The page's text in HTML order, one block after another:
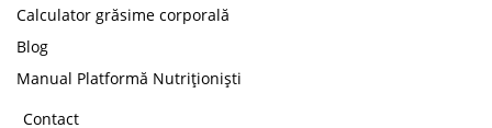
Calculator grăsime corporală
Blog
Manual Platformă Nutriționiști
Contact